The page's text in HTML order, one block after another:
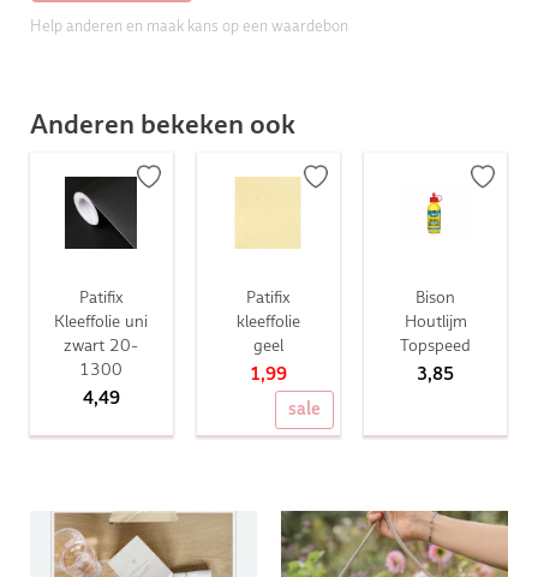
Help anderen en maak kans op een waardebon
Anderen bekeken ook
Patifix
Kleeffolie uni
zwart 20-
1300
4,49
sale
Patifix
kleeffolie
geel
1,99
Bison
Houtlijm
Topspeed
3,85